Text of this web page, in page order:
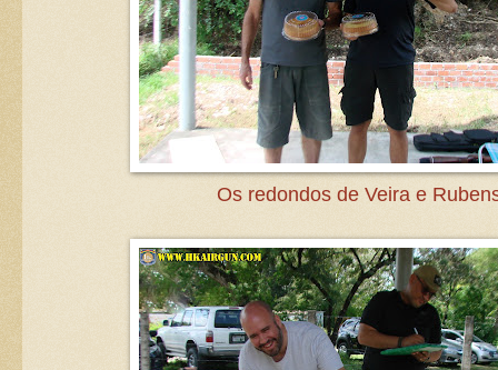
Os redondos de Veira e